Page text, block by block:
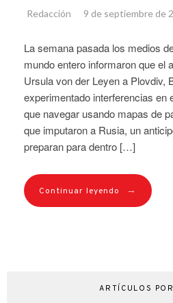
Redacción 9 de septiembre de
La semana pasada los medios
mundo entero informaron que el
Ursula von der Leyen a Plovdiv,
experimentado interferencias en
que navegar usando mapas de
que imputaron a Rusia, un
preparan para dentro […]
Continuar leyendo →
ARTÍCULOS